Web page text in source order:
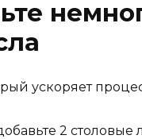
ускоряет
2 столовые